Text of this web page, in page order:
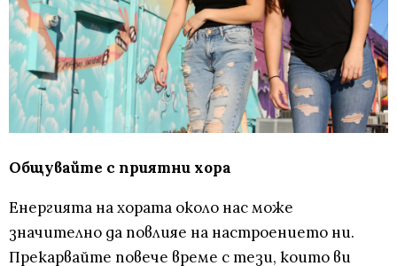
Общувайте с приятни хора
Енергията на хората около нас може
значително да повлияе на настроението ни.
Прекарвайте повече време с тези, които ви